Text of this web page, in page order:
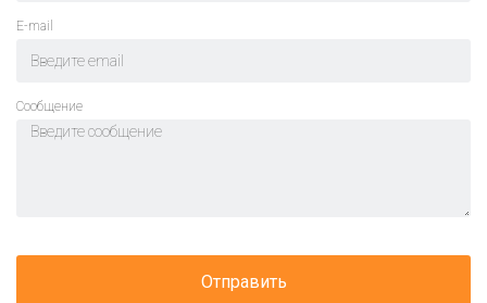
E-mail
Cообщение
Отправить